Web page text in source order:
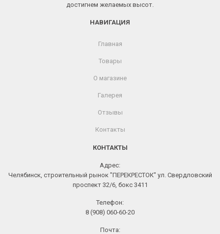
достигнем желаемых высот.
НАВИГАЦИЯ
Главная
Товары
О магазине
Галерея
Отзывы
Контакты
КОНТАКТЫ
Адрес:
Челябинск, строительный рынок "ПЕРЕКРЕСТОК" ул. Свердловский
проспект 32/6, бокс 3411
Телефон:
8 (908) 060-60-20
Почта: